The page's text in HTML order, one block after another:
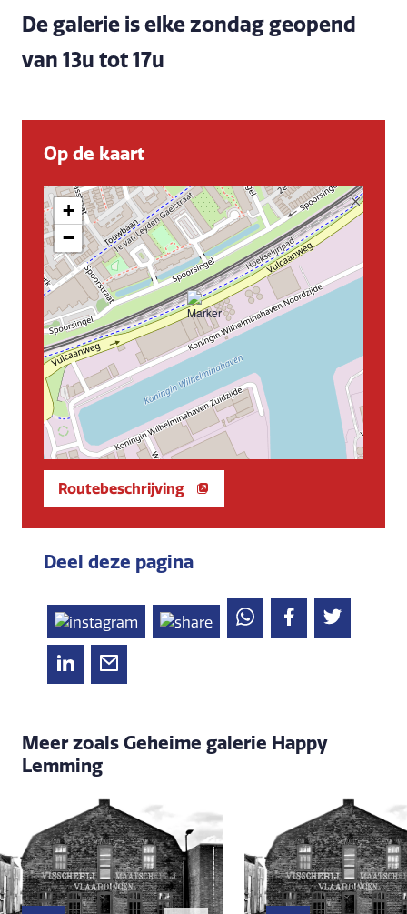
De galerie is elke zondag geopend
van 13u tot 17u
Op de kaart
+
−
Routebeschrijving
Deel deze pagina
Meer zoals Geheime galerie Happy
Lemming